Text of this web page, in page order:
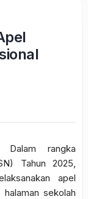
rangka
Tahun 2025,
apel
sekolah